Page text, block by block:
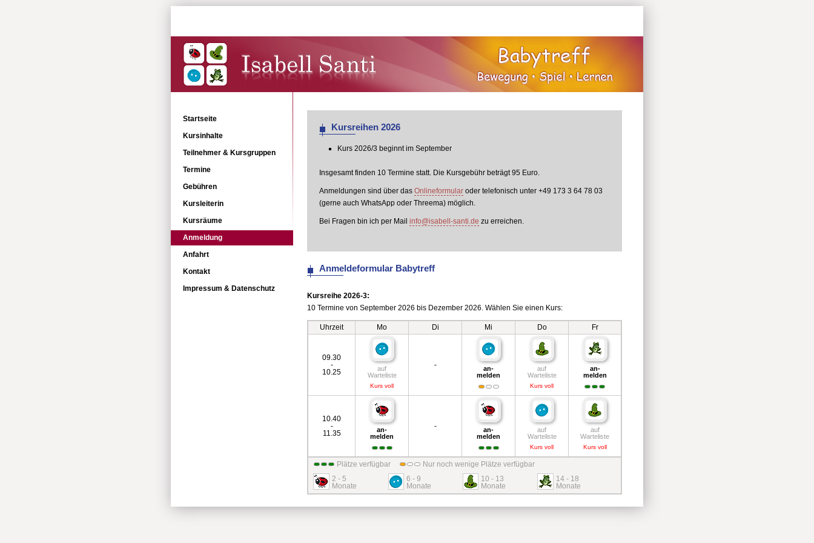
Startseite
Kursinhalte
Teilnehmer & Kursgruppen
Termine
Gebühren
Kursleiterin
Kursräume
Anmeldung
Anfahrt
Kontakt
Impressum & Datenschutz
Kursreihen 2026
Kurs 2026/3 beginnt im September
Insgesamt finden 10 Termine statt. Die Kursgebühr beträgt 95 Euro.
Anmeldungen sind über das Onlineformular oder telefonisch unter +49 173 3 64 78 03
(gerne auch WhatsApp oder Threema) möglich.
Bei Fragen bin ich per Mail info@isabell-santi.de zu erreichen.
Anmeldeformular Babytreff
Kursreihe 2026-3:
10 Termine von September 2026 bis Dezember 2026. Wählen Sie einen Kurs:
Uhrzeit Mo Di Mi Do Fr
09.30
-
10.25
auf
Warteliste
Kurs voll
-
an-
melden
auf
Warteliste
Kurs voll
an-
melden
10.40
-
11.35
an-
melden
-
an-
melden
auf
Warteliste
Kurs voll
auf
Warteliste
Kurs voll
Plätze verfügbar
Nur noch wenige Plätze verfügbar
2 - 5
Monate
6 - 9
Monate
10 - 13
Monate
14 - 18
Monate